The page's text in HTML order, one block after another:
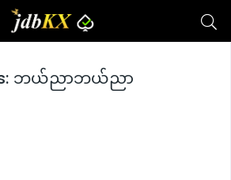
ဘယ်ညာဘယ်ညာ